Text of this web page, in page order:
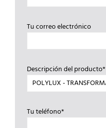
Tu correo electrónico
Descripción del producto*
Tu teléfono*